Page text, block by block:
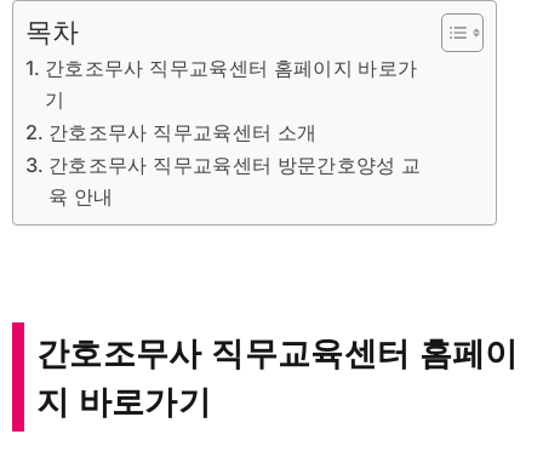
목차
간호조무사 직무교육센터 홈페이지 바로가
기
간호조무사 직무교육센터 소개
간호조무사 직무교육센터 방문간호양성 교
육 안내
간호조무사 직무교육센터 홈페이
지 바로가기